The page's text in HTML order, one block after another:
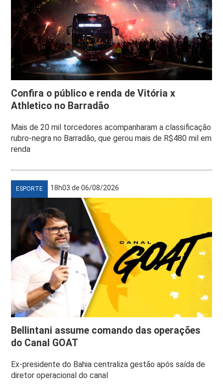
Confira o público e renda de Vitória x
Athletico no Barradão
Mais de 20 mil torcedores acompanharam a classificação
rubro-negra no Barradão, que gerou mais de R$480 mil em
renda
ESPORTE 18h03 de 06/08/2026
Bellintani assume comando das operações
do Canal GOAT
Ex-presidente do Bahia centraliza gestão após saída de
diretor operacional do canal